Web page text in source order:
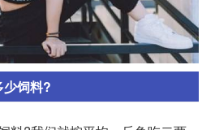
少饲料?